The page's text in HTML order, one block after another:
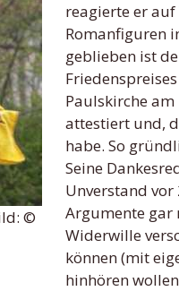
©
reagierte er
Romanfiguren
geblieben ist
Paulskirche
attestiert und,
habe. So
Seine
Unverstand
Argumente gar
Widerwille
können (mit
hinhören